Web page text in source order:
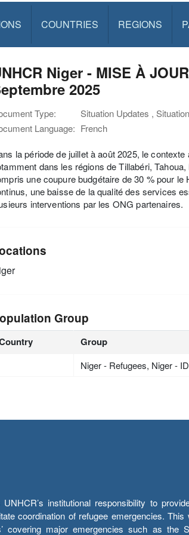
COUNTRIES REGIONS
Niger - MISE À
2025
Type:
Situation Updates ,
Language: French
la période de juillet à août 2025, le
dans les régions de Tillabéri,
une coupure budgétaire de 30 % pour
une baisse de la qualité des services
interventions par les ONG partenaires.
Group
Group
Niger - Refugees, Niger -
institutional responsibility to
coordination of refugee emergencies. This
covering major emergencies such as the